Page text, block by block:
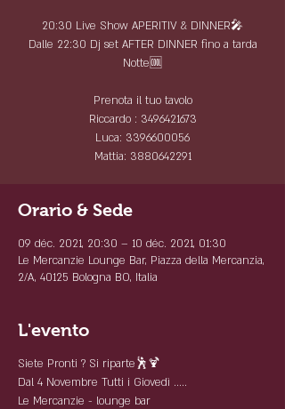
20:30 Live Show APERITIV & DINNER🎤
Dalle 22:30 Dj set AFTER DINNER fino a tarda
Notte🆒
Prenota il tuo tavolo
Riccardo : 3496421673
Luca: 3396600056
Mattia: 3880642291
Orario & Sede
09 déc. 2021, 20:30 – 10 déc. 2021, 01:30
Le Mercanzie Lounge Bar, Piazza della Mercanzia,
2/A, 40125 Bologna BO, Italia
L'evento
Siete Pronti ? Si riparte🕺🍹
Dal 4 Novembre Tutti i Giovedì .....
Le Mercanzie - lounge bar